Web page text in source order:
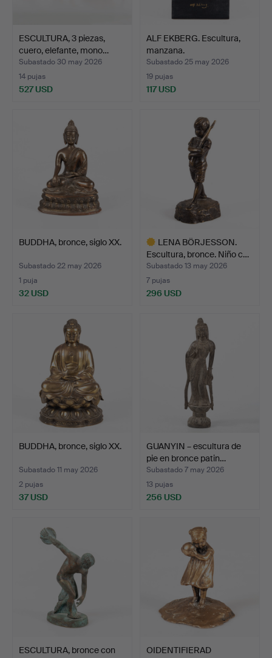
ESCULTURA, 3 piezas,
cuero, elefante, mono…
Subastado 30 may 2026
14 pujas
527 USD
ALF EKBERG. Escultura,
manzana.
Subastado 25 may 2026
19 pujas
117 USD
BUDDHA, bronce, siglo XX.
Subastado 22 may 2026
1 puja
32 USD
LENA BÖRJESSON.
Escultura, bronce. Niño c…
Subastado 13 may 2026
7 pujas
296 USD
BUDDHA, bronce, siglo XX.
Subastado 11 may 2026
2 pujas
37 USD
GUANYIN – escultura de
pie en bronce patin…
Subastado 7 may 2026
13 pujas
256 USD
ESCULTURA, bronce con
OIDENTIFIERAD